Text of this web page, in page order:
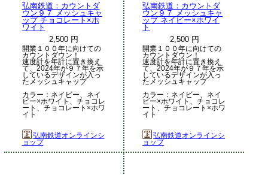
弘南鉄道：カウントダ
ウン９７ メッシュキャ
ップ チョコレート×ホ
ワイト
2,500 円
開業１００年に向けての
カウントダウン！
速度計を年計に置き換え
て、2024年が９７年を示
しているデザインが入っ
たメッシュキャップ
カラー：ネイビー、ネイ
ビー×ホワイト、チョコレ
ート、チョコレート×ホワ
イト
弘南鉄道オンラインシ
ョップ
弘南鉄道：カウントダ
ウン９７ メッシュキャ
ップ ネイビー×ホワイ
ト
2,500 円
開業１００年に向けての
カウントダウン！
速度計を年計に置き換え
て、2024年が９７年を示
しているデザインが入っ
たメッシュキャップ
カラー：ネイビー、ネイ
ビー×ホワイト、チョコレ
ート、チョコレート×ホワ
イト
弘南鉄道オンラインシ
ョップ